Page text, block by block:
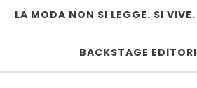
LA MODA NON SI LEGGE. SI
BACKSTAGE